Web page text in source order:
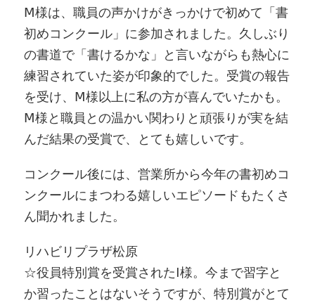
Ⅿ様は、職員の声かけがきっかけで初めて「書
初めコンクール」に参加されました。久しぶり
の書道で「書けるかな」と言いながらも熱心に
練習されていた姿が印象的でした。受賞の報告
を受け、Ⅿ様以上に私の方が喜んでいたかも。
Ⅿ様と職員との温かい関わりと頑張りが実を結
んだ結果の受賞で、とても嬉しいです。
コンクール後には、営業所から今年の書初めコ
ンクールにまつわる嬉しいエピソードもたくさ
ん聞かれました。
リハビリプラザ松原
☆役員特別賞を受賞されたI様。今まで習字と
か習ったことはないそうですが、特別賞がとて